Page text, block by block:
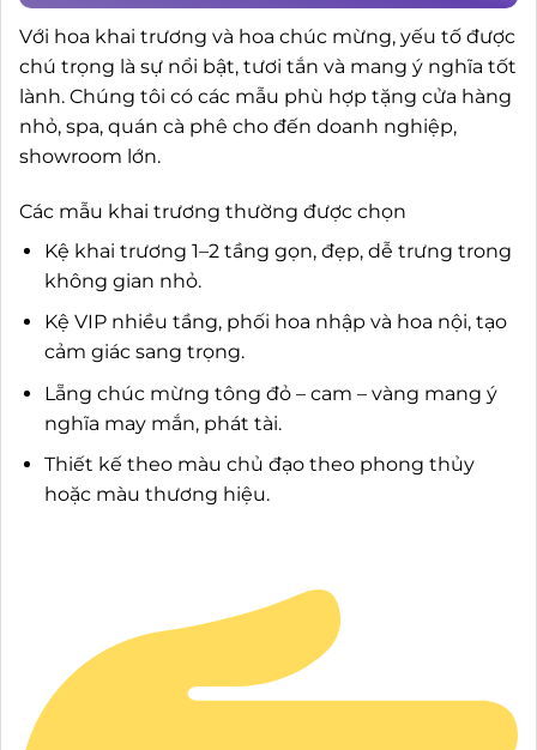
Với hoa khai trương và hoa chúc mừng, yếu tố được
chú trọng là sự nổi bật, tươi tắn và mang ý nghĩa tốt
lành. Chúng tôi có các mẫu phù hợp tặng cửa hàng
nhỏ, spa, quán cà phê cho đến doanh nghiệp,
showroom lớn.
Các mẫu khai trương thường được chọn
Kệ khai trương 1–2 tầng gọn, đẹp, dễ trưng trong
không gian nhỏ.
Kệ VIP nhiều tầng, phối hoa nhập và hoa nội, tạo
cảm giác sang trọng.
Lẵng chúc mừng tông đỏ – cam – vàng mang ý
nghĩa may mắn, phát tài.
Thiết kế theo màu chủ đạo theo phong thủy
hoặc màu thương hiệu.